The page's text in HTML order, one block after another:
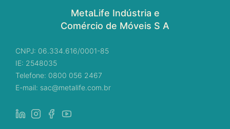
MetaLife Indústria e
Comércio de Móveis S A
CNPJ: 06.334.616/0001-85
IE: 2548035
Telefone: 0800 056 2467
E-mail: sac@metalife.com.br